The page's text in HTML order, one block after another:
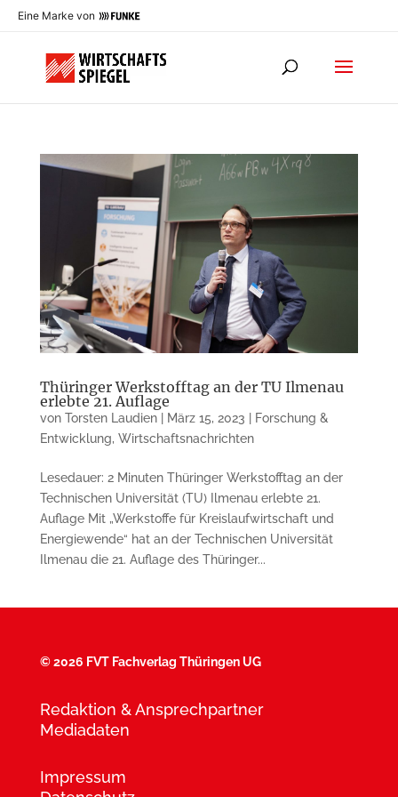
Eine Marke von
Thüringer Werkstofftag an der TU Ilmenau
erlebte 21. Auflage
von Torsten Laudien| März 15, 2023
Forschung &
Entwicklung, Wirtschaftsnachrichten
Lesedauer: 2 Minuten Thüringer Werkstofftag an der
Technischen Uni­versität (TU) Ilmenau erlebte 21.
Auflage Mit „Werkstoffe für Kreislauf­wirtschaft und
Energiewende“ hat an der Technischen Universität
Ilmenau die 21. Auflage des Thü­ringer...
©2026 FVT Fachverlag Thüringen UG
Redaktion & Ansprechpartner
Mediadaten
Impressum